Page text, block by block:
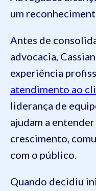
um
Antes de
advocacia,
experiência
atendimento ao
liderança de
ajudam a
crescimento,
com o público.
Quando decidiu